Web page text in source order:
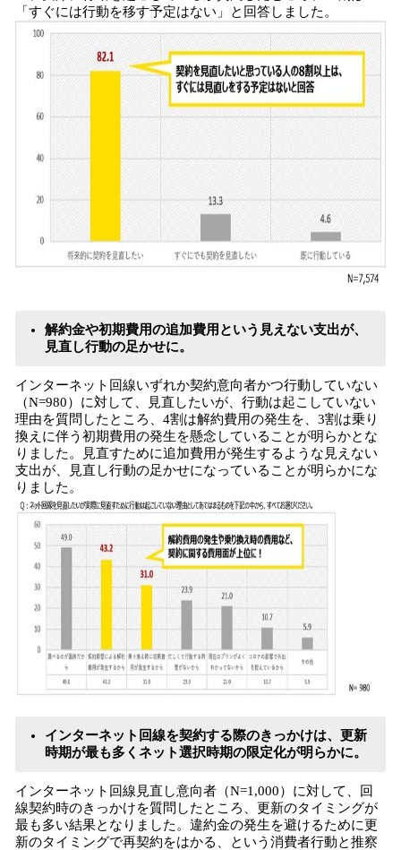
「すぐには行動を移す予定はない」と回答しました。
解約金や初期費用の追加費用という見えない支出が、
見直し行動の足かせに。
インターネット回線いずれか契約意向者かつ行動していない
（N=980）に対して、見直したいが、行動は起こしていない
理由を質問したところ、4割は解約費用の発生を、3割は乗り
換えに伴う初期費用の発生を懸念していることが明らかとな
りました。見直すために追加費用が発生するような見えない
支出が、見直し行動の足かせになっていることが明らかにな
りました。
インターネット回線を契約する際のきっかけは、更新
時期が最も多くネット選択時期の限定化が明らかに。
インターネット回線見直し意向者（N=1,000）に対して、回
線契約時のきっかけを質問したところ、更新のタイミングが
最も多い結果となりました。違約金の発生を避けるために更
新のタイミングで再契約をはかる、という消費者行動と推察